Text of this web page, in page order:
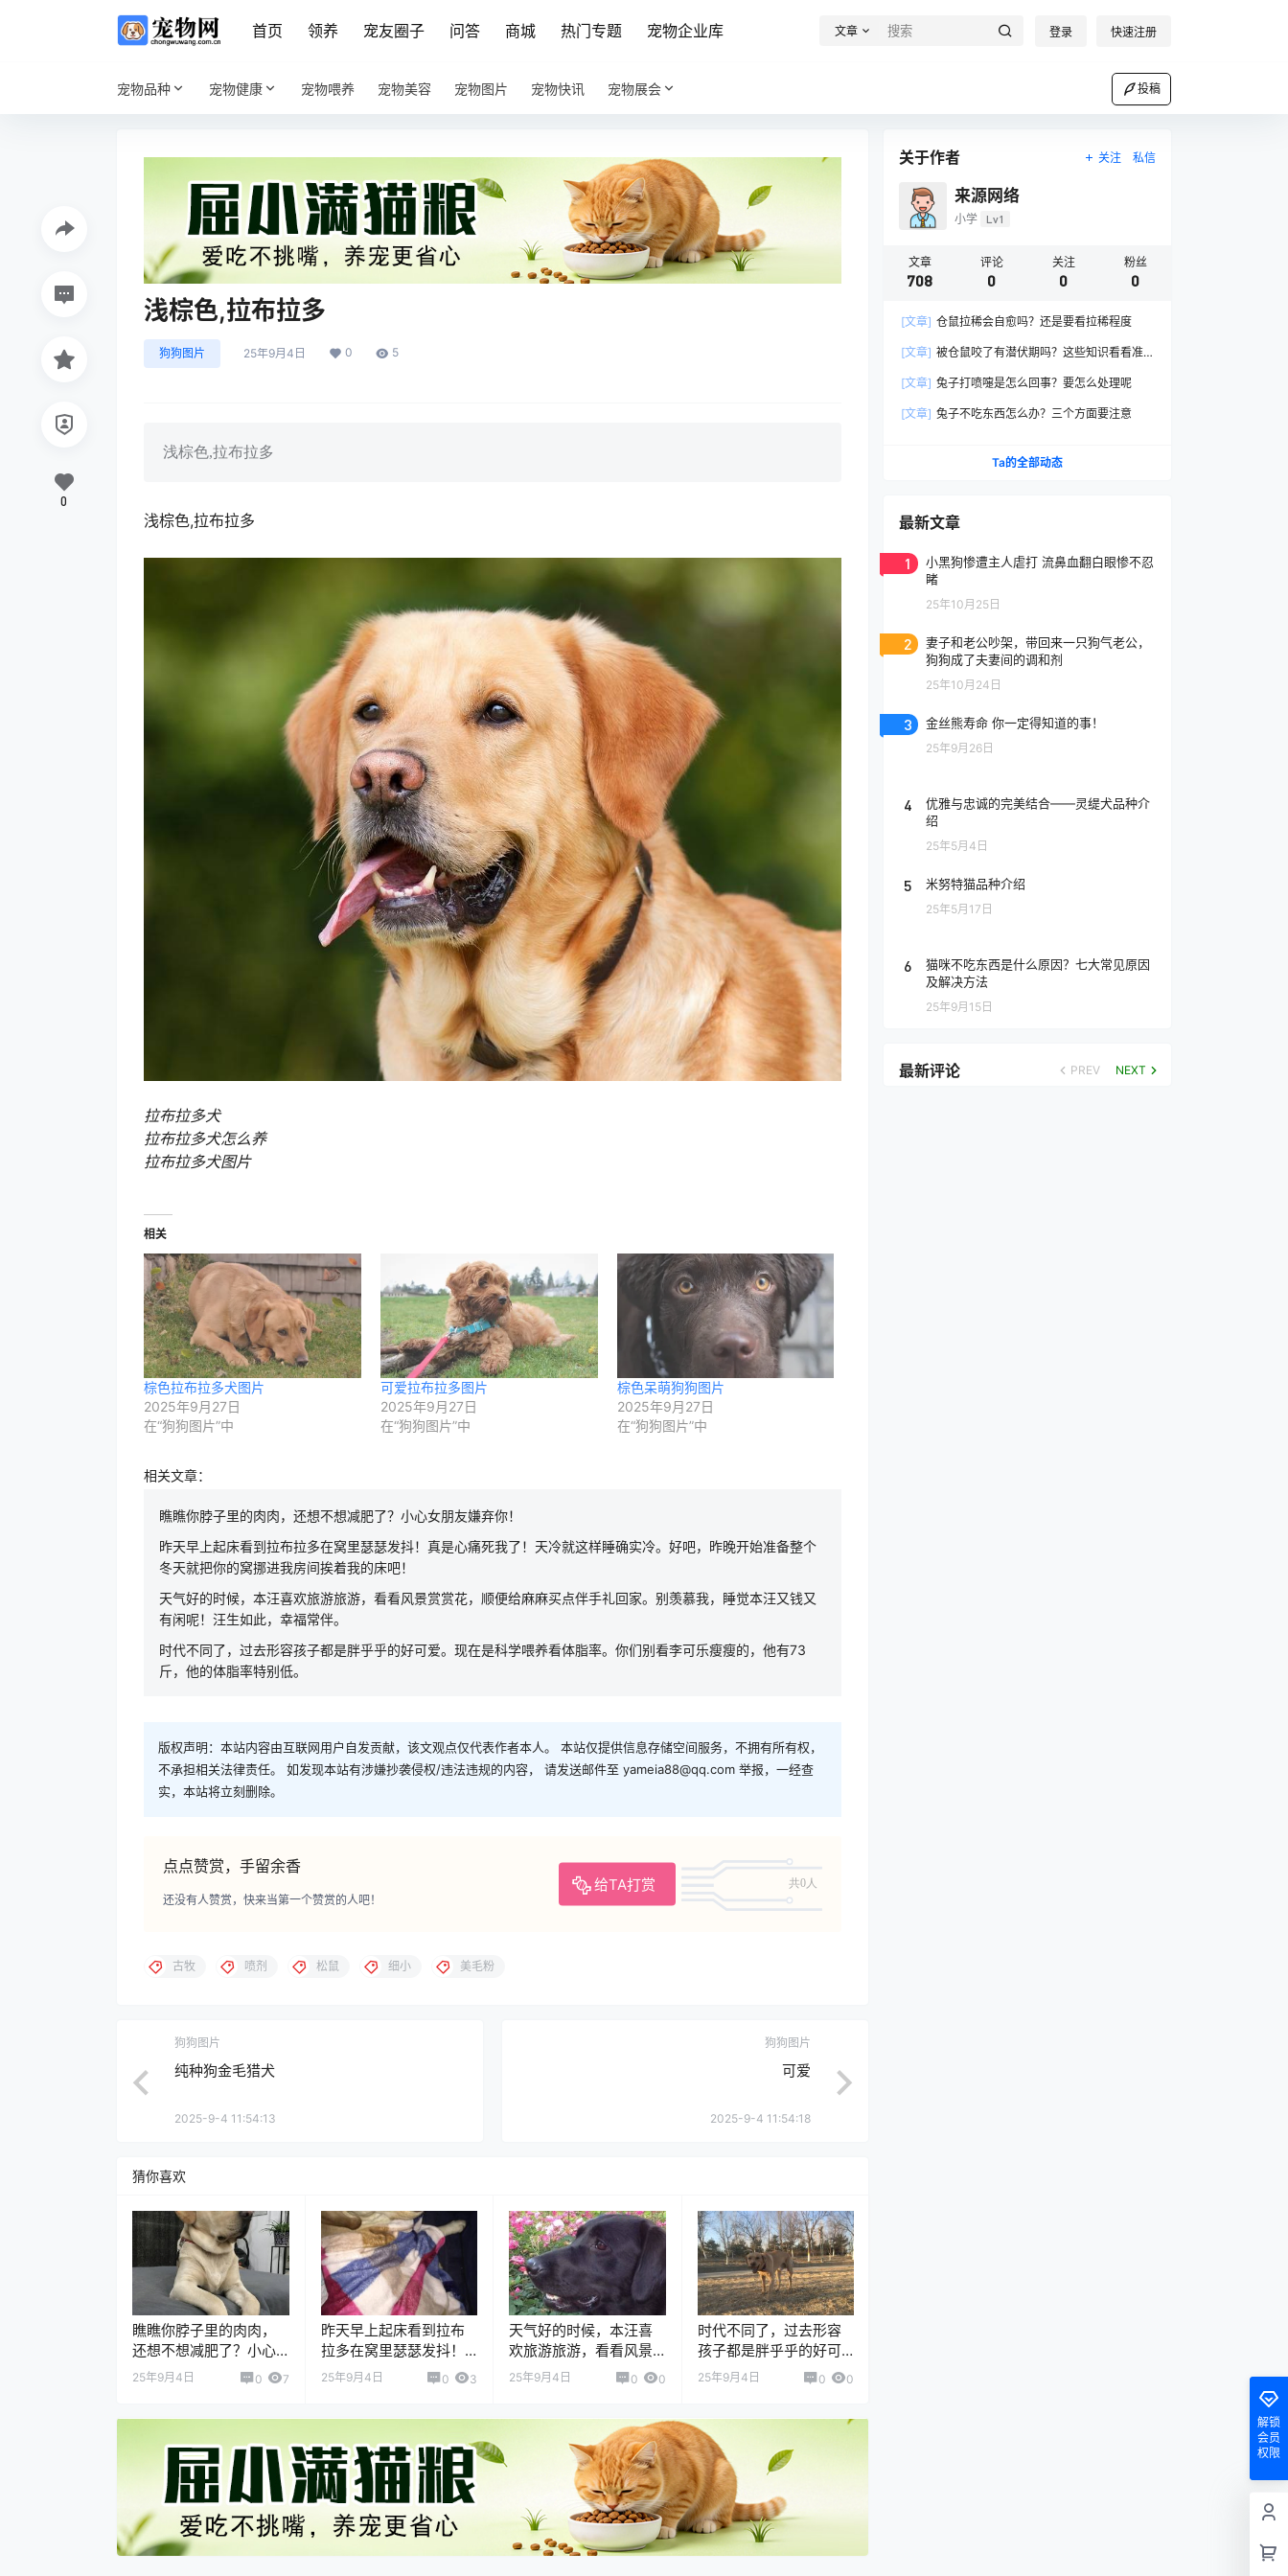
首页 领养 宠友圈子 问答 商城 热门专题 宠物企业库 文章 登录 快速注册
宠物品种 宠物健康 宠物喂养 宠物美容 宠物图片 宠物快讯 宠物展会 投稿
浅棕色,拉布拉多
狗狗图片 25年9月4日 0 5
浅棕色,拉布拉多
浅棕色,拉布拉多
拉布拉多犬
拉布拉多犬怎么养
拉布拉多犬图片
相关
棕色拉布拉多犬图片
2025年9月27日
在“狗狗图片”中
可爱拉布拉多图片
2025年9月27日
在“狗狗图片”中
棕色呆萌狗狗图片
2025年9月27日
在“狗狗图片”中
相关文章：
瞧瞧你脖子里的肉肉，还想不想减肥了？小心女朋友嫌弃你！
昨天早上起床看到拉布拉多在窝里瑟瑟发抖！真是心痛死我了！天冷就这样睡确实冷。好吧，昨晚开始准备整个
冬天就把你的窝挪进我房间挨着我的床吧！
天气好的时候，本汪喜欢旅游旅游，看看风景赏赏花，顺便给麻麻买点伴手礼回家。别羡慕我，睡觉本汪又钱又
有闲呢！汪生如此，幸福常伴。
时代不同了，过去形容孩子都是胖乎乎的好可爱。现在是科学喂养看体脂率。你们别看李可乐瘦瘦的，他有73
斤，他的体脂率特别低。
版权声明：本站内容由互联网用户自发贡献，该文观点仅代表作者本人。 本站仅提供信息存储空间服务，不拥有所有权，
不承担相关法律责任。 如发现本站有涉嫌抄袭侵权/违法违规的内容， 请发送邮件至 yameia88@qq.com 举报，一经查
实，本站将立刻删除。
点点赞赏，手留余香
给TA打赏 共0人
还没有人赞赏，快来当第一个赞赏的人吧！
0
古牧 喷剂 松鼠 细小 美毛粉
狗狗图片
纯种狗金毛猎犬
2025-9-4 11:54:13
狗狗图片
可爱
2025-9-4 11:54:18
猜你喜欢
瞧瞧你脖子里的肉肉，
还想不想减肥了？小心
女朋友嫌弃你！
25年9月4日 0 7
昨天早上起床看到拉布
拉多在窝里瑟瑟发抖！
真是心痛死我了！天冷
房间挨着我的床吧！
25年9月4日 0 3
天气好的时候，本汪喜
欢旅游旅游，看看风景
赏赏花，顺便给麻麻买
闲呢！汪生如此，幸福
25年9月4日 0 0
时代不同了，过去形容
孩子都是胖乎乎的好可
爱。现在是科学喂养看
他的体脂率特别低。
25年9月4日 0 0
关于作者 关注 私信
来源网络
小学 Lv1
文章
708
评论
0
关注
0
粉丝
0
[文章] 仓鼠拉稀会自愈吗？还是要看拉稀程度
[文章] 被仓鼠咬了有潜伏期吗？这些知识看看准
[文章] 兔子打喷嚏是怎么回事？要怎么处理呢
[文章] 兔子不吃东西怎么办？三个方面要注意
Ta的全部动态
最新文章
1
小黑狗惨遭主人虐打 流鼻血翻白眼惨不忍
睹
25年10月25日
2
妻子和老公吵架，带回来一只狗气老公，
狗狗成了夫妻间的调和剂
25年10月24日
3 金丝熊寿命 你一定得知道的事！
25年9月26日
4
优雅与忠诚的完美结合——灵缇犬品种介
绍
25年5月4日
5 米努特猫品种介绍
25年5月17日
6
猫咪不吃东西是什么原因？七大常见原因
及解决方法
25年9月15日
最新评论 PREV NEXT
解锁
会员
权限